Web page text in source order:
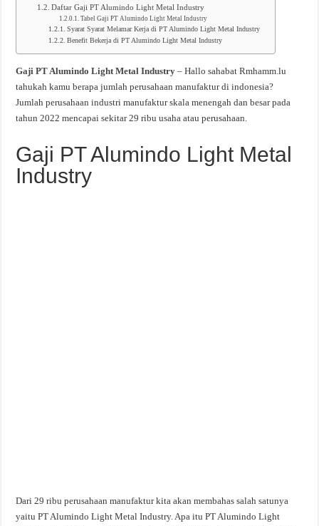
Daftar Gaji PT Alumindo Light Metal Industry
Tabel Gaji PT Alumindo Light Metal Industry
Syarat Syarat Melamar Kerja di PT Alumindo Light Metal Industry
Benefit Bekerja di PT Alumindo Light Metal Industry
Gaji PT Alumindo Light Metal Industry – Hallo sahabat Rmhamm.lu
tahukah kamu berapa jumlah perusahaan manufaktur di indonesia?
Jumlah perusahaan industri manufaktur skala menengah dan besar pada
tahun 2022 mencapai sekitar 29 ribu usaha atau perusahaan.
Gaji PT Alumindo Light Metal
Industry
Dari 29 ribu perusahaan manufaktur kita akan membahas salah satunya
yaitu PT Alumindo Light Metal Industry. Apa itu PT Alumindo Light